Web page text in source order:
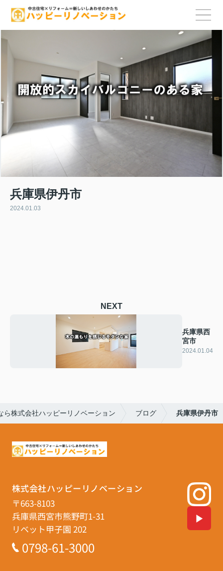
兵庫県伊丹市
2024.01.03
NEXT
兵庫県西
宮市
2024.01.04
株式会社ハッピーリノベーション ブログ 兵庫県伊丹市
株式会社ハッピーリノベーション
〒663-8103
兵庫県西宮市熊野町1-31
リベット甲子園 202
0798-61-3000